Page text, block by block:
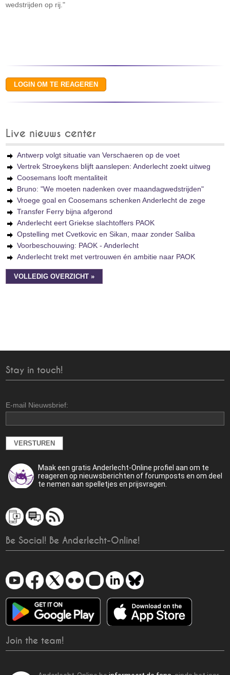
wedstrijden op rij."
Live nieuws center
Antwerp volgt situatie van Verschaeren op de voet
Vertrek Stroeykens blijft aanslepen: Anderlecht zoekt uitweg
Coosemans looft mentaliteit
Bruno: "We moeten nadenken over maandagwedstrijden"
Vroege goal en Coosemans schenken Anderlecht de zege
Transfer Ferry bijna afgerond
Anderlecht eert Griekse slachtoffers PAOK
Opstelling met Cvetkovic en Sikan, maar zonder Saliba
Voorbeschouwing: PAOK - Anderlecht
Anderlecht trekt met vertrouwen én ambitie naar PAOK
VOLLEDIG OVERZICHT »
Stay in touch!
E-mail Nieuwsbrief:
Maak een gratis Anderlecht-Online profiel aan om te
reageren op nieuwsberichten of forumposts en om deel
te nemen aan spelletjes en prijsvragen.
Be Social! Be Anderlecht-Online!
Join the team!